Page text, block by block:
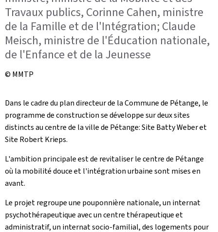
Travaux publics, Corinne Cahen, ministre
de la Famille et de l'Intégration; Claude
Meisch, ministre de l'Éducation nationale,
de l'Enfance et de la Jeunesse
© MMTP
Dans le cadre du plan directeur de la Commune de Pétange, le
programme de construction se développe sur deux sites
distincts au centre de la ville de Pétange: Site Batty Weber et
Site Robert Krieps.
L'ambition principale est de revitaliser le centre de Pétange
où la mobilité douce et l'intégration urbaine sont mises en
avant.
Le projet regroupe une pouponnière nationale, un internat
psychothérapeutique avec un centre thérapeutique et
administratif, un internat socio-familial, des logements pour